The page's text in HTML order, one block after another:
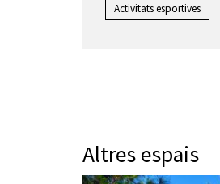
Activitats esportives
Altres espais